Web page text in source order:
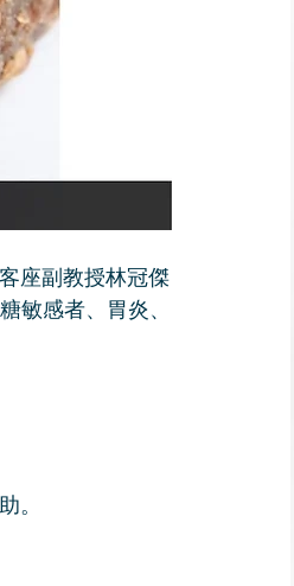
座副教授林冠傑
敏感者、胃炎、
。